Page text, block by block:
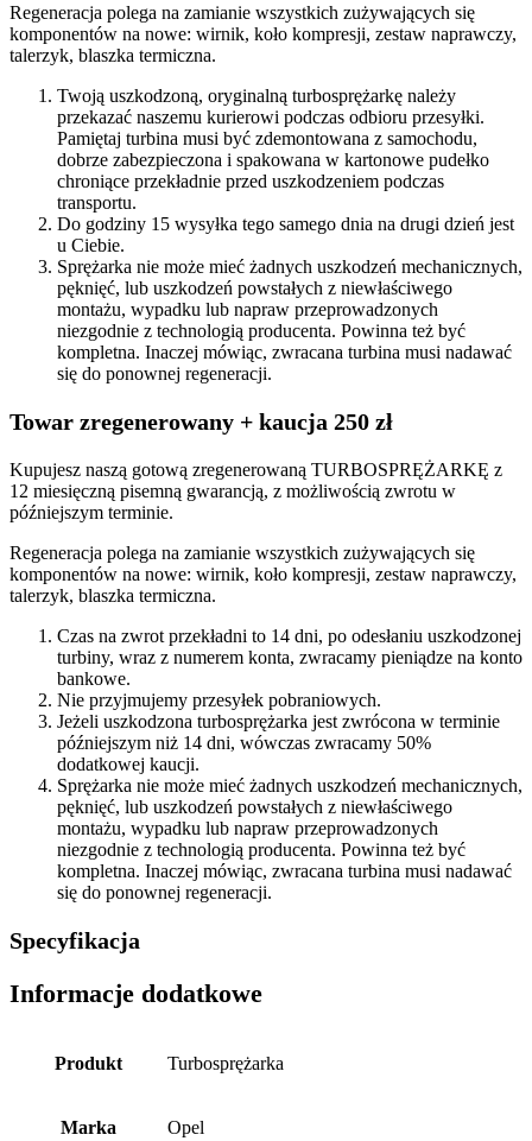
Regeneracja polega na zamianie wszystkich zużywających się
komponentów na nowe: wirnik, koło kompresji, zestaw naprawczy,
talerzyk, blaszka termiczna.
Twoją uszkodzoną, oryginalną turbosprężarkę należy
przekazać naszemu kurierowi podczas odbioru przesyłki.
Pamiętaj turbina musi być zdemontowana z samochodu,
dobrze zabezpieczona i spakowana w kartonowe pudełko
chroniące przekładnie przed uszkodzeniem podczas
transportu.
Do godziny 15 wysyłka tego samego dnia na drugi dzień jest
u Ciebie.
Sprężarka nie może mieć żadnych uszkodzeń mechanicznych,
pęknięć, lub uszkodzeń powstałych z niewłaściwego
montażu, wypadku lub napraw przeprowadzonych
niezgodnie z technologią producenta. Powinna też być
kompletna. Inaczej mówiąc, zwracana turbina musi nadawać
się do ponownej regeneracji.
Towar zregenerowany + kaucja 250 zł
Kupujesz naszą gotową zregenerowaną TURBOSPRĘŻARKĘ z
12 miesięczną pisemną gwarancją, z możliwością zwrotu w
późniejszym terminie.
Regeneracja polega na zamianie wszystkich zużywających się
komponentów na nowe: wirnik, koło kompresji, zestaw naprawczy,
talerzyk, blaszka termiczna.
Czas na zwrot przekładni to 14 dni, po odesłaniu uszkodzonej
turbiny, wraz z numerem konta, zwracamy pieniądze na konto
bankowe.
Nie przyjmujemy przesyłek pobraniowych.
Jeżeli uszkodzona turbosprężarka jest zwrócona w terminie
późniejszym niż 14 dni, wówczas zwracamy 50%
dodatkowej kaucji.
Sprężarka nie może mieć żadnych uszkodzeń mechanicznych,
pęknięć, lub uszkodzeń powstałych z niewłaściwego
montażu, wypadku lub napraw przeprowadzonych
niezgodnie z technologią producenta. Powinna też być
kompletna. Inaczej mówiąc, zwracana turbina musi nadawać
się do ponownej regeneracji.
Specyfikacja
Informacje dodatkowe
Produkt Turbosprężarka
Marka Opel